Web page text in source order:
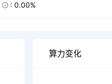
: 0.00%
算力变化